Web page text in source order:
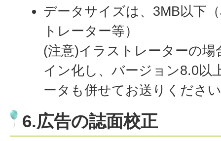
データサイズは、3MB以下
トレーター等）
(注意)イラストレーターの
イン化し、バージョン8.0以
ータも併せてお送りくださ
6.広告の誌面校正